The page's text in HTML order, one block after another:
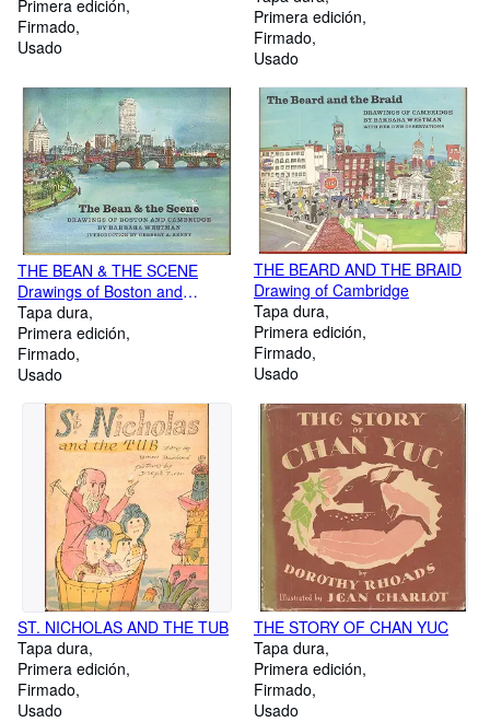
Primera edición
Firmado
Usado
Primera edición
Firmado
Usado
THE BEAN & THE SCENE
Drawings of Boston and
Cambridge.
Tapa dura
Primera edición
Firmado
Usado
THE BEARD AND THE BRAID
Drawing of Cambridge
Tapa dura
Primera edición
Firmado
Usado
ST. NICHOLAS AND THE TUB
Tapa dura
Primera edición
Firmado
Usado
THE STORY OF CHAN YUC
Tapa dura
Primera edición
Firmado
Usado